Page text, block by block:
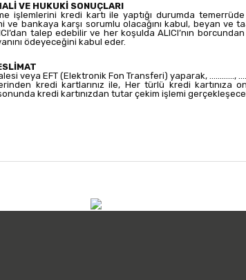
VE HUKUKİ SONUÇLARI
işlemlerini kredi kartı ile yaptığı durumda
ve bankaya karşı sorumlu olacağını kabul, beyan
talep edebilir ve her koşulda ALICI’nın
ödeyeceğini kabul eder.
veya EFT (Elektronik Fon Transferi) yaparak, ............,
kredi kartlarınız ile, Her türlü kredi kartınıza
kredi kartınızdan tutar çekim işlemi